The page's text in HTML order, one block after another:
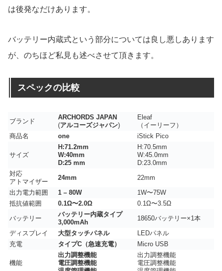
は後発なだけあります。
バッテリー内蔵式という部分については良し悪しあります
が、のちほど私見も述べさせて頂きます。
スペックの比較
ブランド
ARCHORDS JAPAN
(アルコーズジャパン)
Eleaf
（イーリーフ）
商品名
one iStick Pico
サイズ
H:71.2mm
W:40mm
D:25 mm
H:70.5mm
W:45.0mm
D:23.0mm
対応
アトマイザー
24mm
22mm
出力電力範囲
1 – 80W
1W〜75W
抵抗値範囲
0.1Ω〜2.0Ω
0.1Ω〜3.5Ω
バッテリー
バッテリー内蔵タイプ
3,000mAh
18650バッテリー×1本
ディスプレイ
大型タッチパネル
LEDパネル
充電
タイプC（急速充電） Micro USB
機能
出力調整機能
電圧調整機能
出力調整機能
電圧調整機能